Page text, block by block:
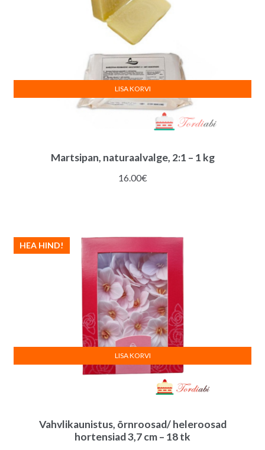
Martsipan, naturaalvalge, 2:1 – 1 kg
16.00€
LISA KORVI
Vahvlikaunistus, õrnroosad/ heleroosad
hortensiad 3,7 cm – 18 tk
HEA HIND!
LISA KORVI